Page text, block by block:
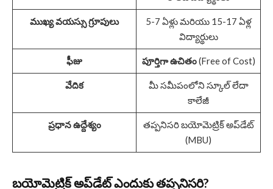
ముఖ్య వయస్సు గ్రూపులు
5-7 ఏళ్లు మరియు 15-17 ఏళ్ల
విద్యార్థులు
ఫీజు పూర్తిగా ఉచితం(Free of Cost)
వేదిక
మీ సమీపంలోని స్కూల్ లేదా
కాలేజీ
ప్రధాన ఉద్దేశ్యం
తప్పనిసరి బయోమెట్రిక్ అప్‌డేట్
(MBU)
బయోమెట్రిక్ అప్‌డేట్ ఎందుకు తప్పనిసరి?